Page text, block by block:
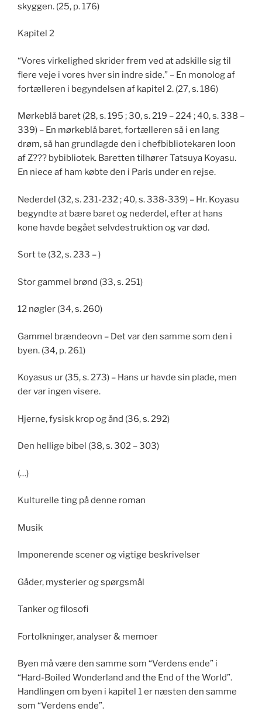
skyggen. (25, p. 176)
Kapitel 2
“Vores virkelighed skrider frem ved at adskille sig til
flere veje i vores hver sin indre side.” – En monolog af
fortælleren i begyndelsen af kapitel 2. (27, s. 186)
Mørkeblå baret (28, s. 195 ; 30, s. 219 – 224 ; 40, s. 338 –
339) – En mørkeblå baret, fortælleren så i en lang
drøm, så han grundlagde den i chefbibliotekaren loon
af Z??? bybibliotek. Baretten tilhører Tatsuya Koyasu.
En niece af ham købte den i Paris under en rejse.
Nederdel (32, s. 231-232 ; 40, s. 338-339) – Hr. Koyasu
begyndte at bære baret og nederdel, efter at hans
kone havde begået selvdestruktion og var død.
Sort te (32, s. 233 – )
Stor gammel brønd (33, s. 251)
12 nøgler (34, s. 260)
Gammel brændeovn – Det var den samme som den i
byen. (34, p. 261)
Koyasus ur (35, s. 273) – Hans ur havde sin plade, men
der var ingen visere.
Hjerne, fysisk krop og ånd (36, s. 292)
Den hellige bibel (38, s. 302 – 303)
(…)
Kulturelle ting på denne roman
Musik
Imponerende scener og vigtige beskrivelser
Gåder, mysterier og spørgsmål
Tanker og filosofi
Fortolkninger, analyser & memoer
Byen må være den samme som “Verdens ende” i
“Hard-Boiled Wonderland and the End of the World”.
Handlingen om byen i kapitel 1 er næsten den samme
som “Verdens ende”.